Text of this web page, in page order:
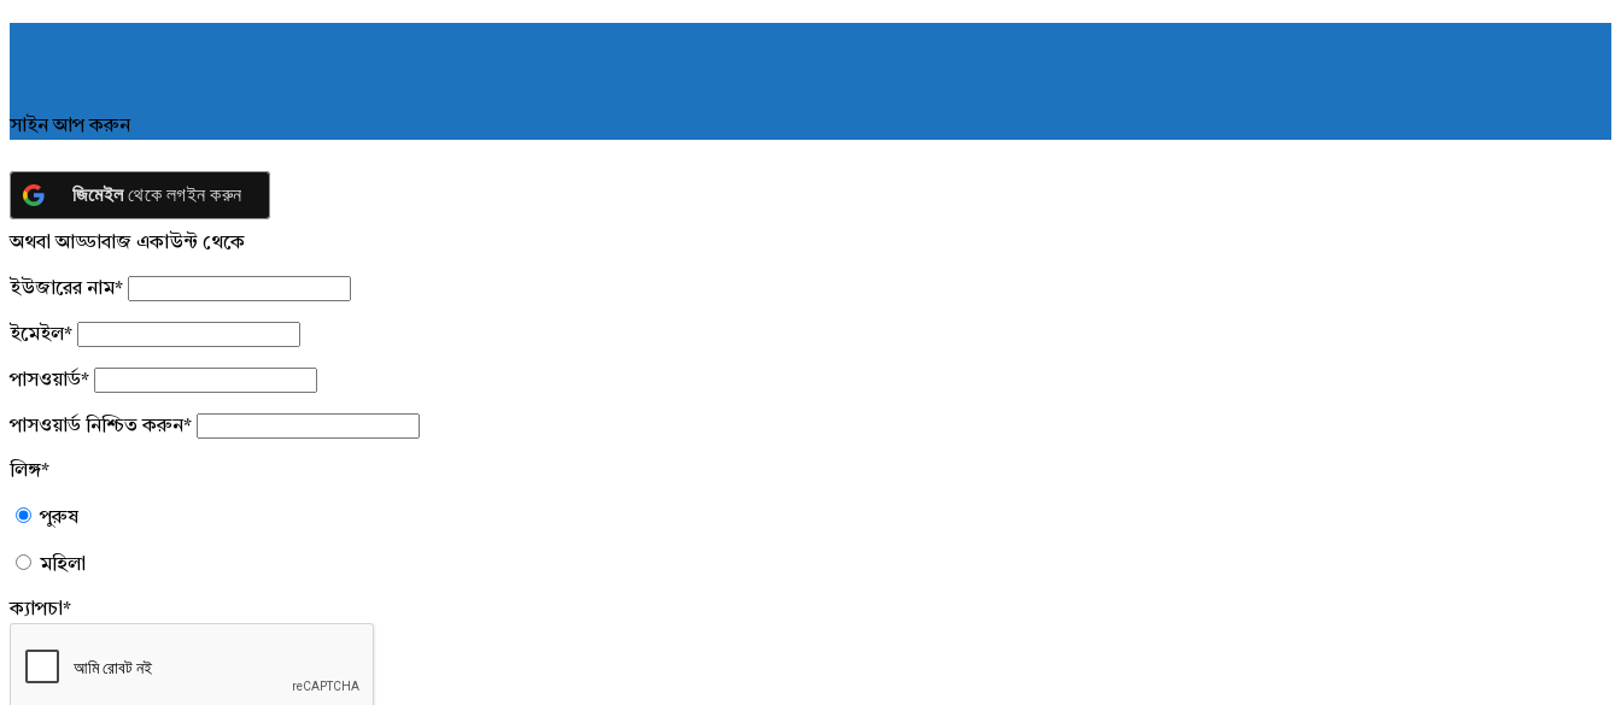
সাইন আপ করুন
জিমেইলথেকে লগইন করুন
অথবা আড্ডাবাজ একাউন্ট থেকে
ইউজারের নাম*
ইমেইল*
পাসওয়ার্ড*
পাসওয়ার্ড নিশ্চিত করুন*
লিঙ্গ*
পুরুষ
মহিলা
ক্যাপচা*